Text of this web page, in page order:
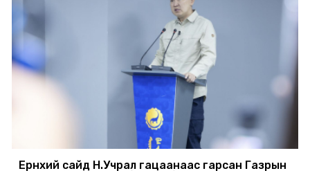
Ерөнхий сайд Н.Учрал гацаанаас гарсан Газрын